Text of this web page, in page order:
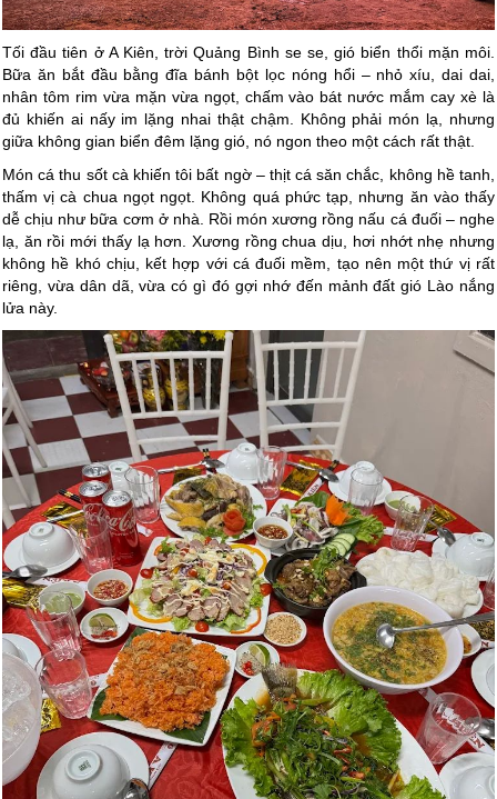
Tối đầu tiên ở A Kiên, trời Quảng Bình se se, gió biển thổi mặn môi.
Bữa ăn bắt đầu bằng đĩa bánh bột lọc nóng hổi – nhỏ xíu, dai dai,
nhân tôm rim vừa mặn vừa ngọt, chấm vào bát nước mắm cay xè là
đủ khiến ai nấy im lặng nhai thật chậm. Không phải món lạ, nhưng
giữa không gian biển đêm lặng gió, nó ngon theo một cách rất thật.
Món cá thu sốt cà khiến tôi bất ngờ – thịt cá săn chắc, không hề tanh,
thấm vị cà chua ngọt ngọt. Không quá phức tạp, nhưng ăn vào thấy
dễ chịu như bữa cơm ở nhà. Rồi món xương rồng nấu cá đuối – nghe
lạ, ăn rồi mới thấy lạ hơn. Xương rồng chua dịu, hơi nhớt nhẹ nhưng
không hề khó chịu, kết hợp với cá đuối mềm, tạo nên một thứ vị rất
riêng, vừa dân dã, vừa có gì đó gợi nhớ đến mảnh đất gió Lào nắng
lửa này.